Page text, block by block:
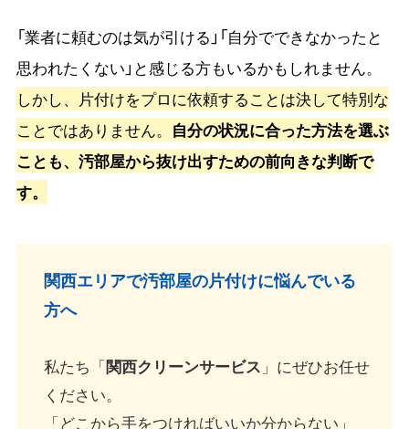
「業者に頼むのは気が引ける」「自分でできなかったと
思われたくない」と感じる方もいるかもしれません。
しかし、片付けをプロに依頼することは決して特別な
ことではありません。 自分の状況に合った方法を選ぶ
ことも、汚部屋から抜け出すための前向きな判断で
す。
関西エリアで汚部屋の片付けに悩んでいる
方へ
私たち「 関西クリーンサービス 」にぜひお任せ
ください。
「どこから手をつければいいか分からない」